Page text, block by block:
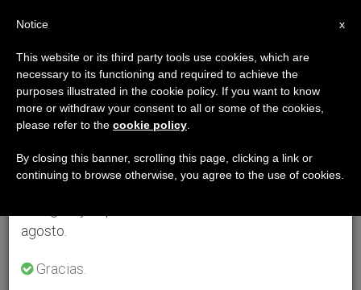
×
Aviso importante
Del 27 de julio al 7 de agosto haremos la pausa
anual, aprovechando que en el periodo de verano
se generan menos informaciones y también el
agosto.
Gracias.
x
Notice
This website or its third party tools use cookies, which are
necessary to its functioning and required to achieve the
purposes illustrated in the cookie policy. If you want to know
more or withdraw your consent to all or some of the cookies,
please refer to the cookie policy
By closing this banner, scrolling this page, clicking a link or
continuing to browse otherwise, you agree to the use of cookies.